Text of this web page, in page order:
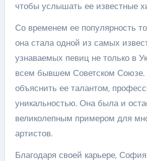
чтобы услышать ее известные
Со временем ее популярность
она стала одной из самых
узнаваемых певиц не только в
всем бывшем Советском Союзе.
объяснить ее талантом,
уникальностью. Она была и
великолепным примером для
артистов.
Благодаря своей карьере,